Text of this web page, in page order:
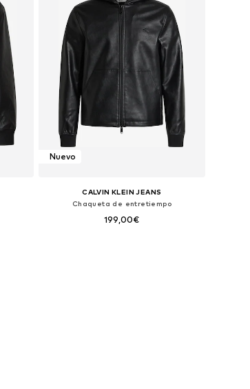
Nuevo
CALVIN KLEIN JEANS
Chaqueta de entretiempo
199,00€